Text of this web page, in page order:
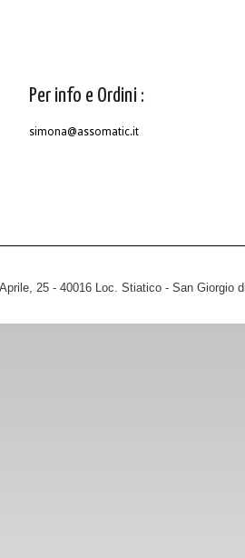
Per info e Ordini :
simona@assomatic.it
25 - 40016 Loc. Stiatico - San Giorgio